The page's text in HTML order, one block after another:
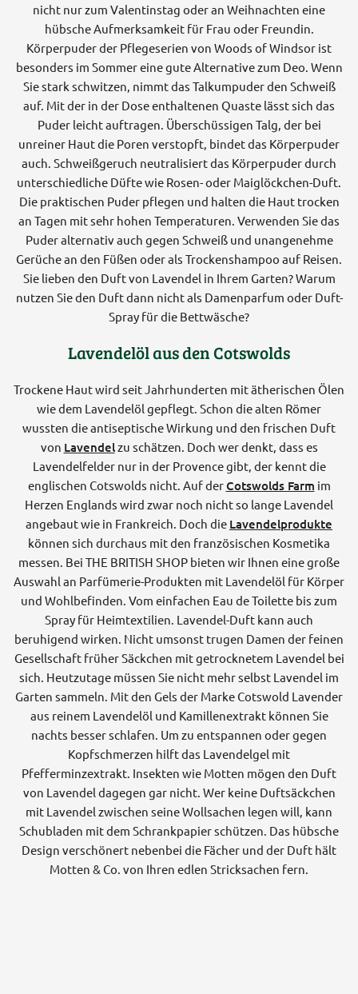
nicht nur zum Valentinstag oder an Weihnachten eine
hübsche Aufmerksamkeit für Frau oder Freundin.
Körperpuder der Pflegeserien von Woods of Windsor ist
besonders im Sommer eine gute Alternative zum Deo. Wenn
Sie stark schwitzen, nimmt das Talkumpuder den Schweiß
auf. Mit der in der Dose enthaltenen Quaste lässt sich das
Puder leicht auftragen. Überschüssigen Talg, der bei
unreiner Haut die Poren verstopft, bindet das Körperpuder
auch. Schweißgeruch neutralisiert das Körperpuder durch
unterschiedliche Düfte wie Rosen- oder Maiglöckchen-Duft.
Die praktischen Puder pflegen und halten die Haut trocken
an Tagen mit sehr hohen Temperaturen. Verwenden Sie das
Puder alternativ auch gegen Schweiß und unangenehme
Gerüche an den Füßen oder als Trockenshampoo auf Reisen.
Sie lieben den Duft von Lavendel in Ihrem Garten? Warum
nutzen Sie den Duft dann nicht als Damenparfum oder Duft-
Spray für die Bettwäsche?
Lavendelöl aus den Cotswolds
Trockene Haut wird seit Jahrhunderten mit ätherischen Ölen
wie dem Lavendelöl gepflegt. Schon die alten Römer
wussten die antiseptische Wirkung und den frischen Duft
von Lavendelzu schätzen. Doch wer denkt, dass es
Lavendelfelder nur in der Provence gibt, der kennt die
englischen Cotswolds nicht. Auf der Cotswolds Farm im
Herzen Englands wird zwar noch nicht so lange Lavendel
angebaut wie in Frankreich. Doch die Lavendelprodukte
können sich durchaus mit den französischen Kosmetika
messen. Bei THE BRITISH SHOP bieten wir Ihnen eine große
Auswahl an Parfümerie-Produkten mit Lavendelöl für Körper
und Wohlbefinden. Vom einfachen Eau de Toilette bis zum
Spray für Heimtextilien. Lavendel-Duft kann auch
beruhigend wirken. Nicht umsonst trugen Damen der feinen
Gesellschaft früher Säckchen mit getrocknetem Lavendel bei
sich. Heutzutage müssen Sie nicht mehr selbst Lavendel im
Garten sammeln. Mit den Gels der Marke Cotswold Lavender
aus reinem Lavendelöl und Kamillenextrakt können Sie
nachts besser schlafen. Um zu entspannen oder gegen
Kopfschmerzen hilft das Lavendelgel mit
Pfefferminzextrakt. Insekten wie Motten mögen den Duft
von Lavendel dagegen gar nicht. Wer keine Duftsäckchen
mit Lavendel zwischen seine Wollsachen legen will, kann
Schubladen mit dem Schrankpapier schützen. Das hübsche
Design verschönert nebenbei die Fächer und der Duft hält
Motten & Co. von Ihren edlen Stricksachen fern.